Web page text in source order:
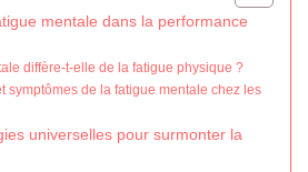
mentale dans la performance
diffère-t-elle de la fatigue physique ?
symptômes de la fatigue mentale chez les
universelles pour surmonter la